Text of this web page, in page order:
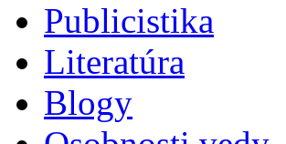
Publicistika
Literatúra
Blogy